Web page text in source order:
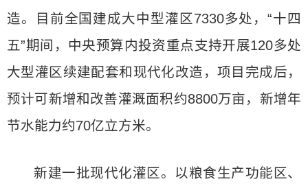
造。目前全国建成大中型灌区7330多处，“十四
五”期间，中央预算内投资重点支持开展120多处
大型灌区续建配套和现代化改造，项目完成后，
预计可新增和改善灌溉面积约8800万亩，新增年
节水能力约70亿立方米。
新建一批现代化灌区。以粮食生产功能区、